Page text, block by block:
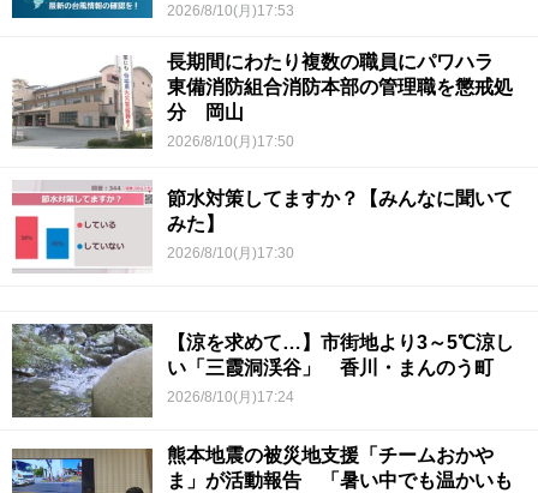
2026/8/10(月)17:53
長期間にわたり複数の職員にパワハラ
東備消防組合消防本部の管理職を懲戒処
分 岡山
2026/8/10(月)17:50
節水対策してますか？【みんなに聞いて
みた】
2026/8/10(月)17:30
【涼を求めて…】市街地より3～5℃涼し
い「三霞洞渓谷」 香川・まんのう町
2026/8/10(月)17:24
熊本地震の被災地支援「チームおかや
ま」が活動報告 「暑い中でも温かいも